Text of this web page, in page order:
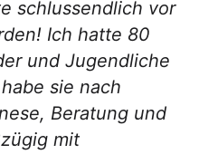
schlussendlich vor
Ich hatte 80
und Jugendliche
sie nach
Beratung und
mit